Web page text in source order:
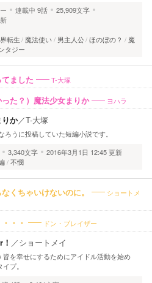
連載中 9話
25,909文字
転生 魔法使い 男主人公 ほのぼの？
魔
タジー
ました T-大塚
た？）魔法少女まりか ヨハラ
か／T-大塚
ろうに投稿していた短編小説です。
3,340文字
2016年3月1日 12:45 更新
不憫
くちゃいけないのに。
ショートメ
・・ ドン・ブレイザー
／ショートメイ
を幸せにするためにアイドル活動を始め
プ。